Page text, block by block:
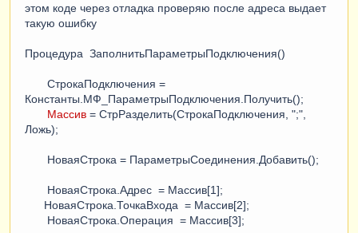
этом коде через отладка проверяю после адреса выдает
такую ошибку
Процедура ЗаполнитьПараметрыПодключения()
СтрокаПодключения =
Константы.МФ_ПараметрыПодключения.Получить();
Массив = СтрРазделить(СтрокаПодключения, ";",
Ложь);
НоваяСтрока = ПараметрыСоединения.Добавить();
НоваяСтрока.Адрес = Массив[1];
НоваяСтрока.ТочкаВхода = Массив[2];
НоваяСтрока.Операция = Массив[3];